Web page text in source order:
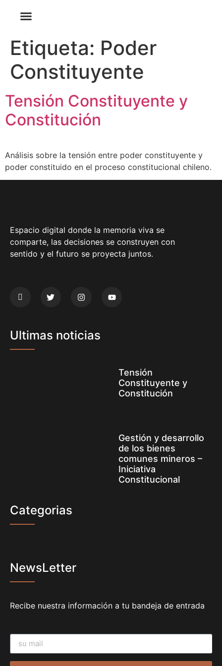
Etiqueta: Poder
Constituyente
Tensión Constituyente y
Constitución
Análisis sobre la tensión entre poder constituyente y
poder constituido en el proceso constitucional chileno.
Espacio digital donde la memoria viva se
comparte, las decisiones se construyen con
sentido y el futuro se proyecta juntos.
Ultimas noticias
Tensión
Constituyente y
Constitución
Gestión y desarrollo
de los bienes
comunes mineros –
Iniciativa
Constitucional
Categorias
NewsLetter
Recibe nuestra información a tu bandeja de entrada